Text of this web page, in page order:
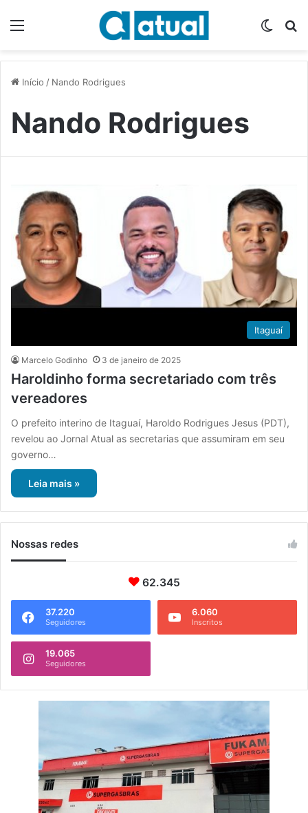
Início / Nando Rodrigues
Nando Rodrigues
Itaguaí
Marcelo Godinho 3 de janeiro de 2025
Haroldinho forma secretariado com três
vereadores
O prefeito interino de Itaguaí, Haroldo Rodrigues Jesus (PDT),
revelou ao Jornal Atual as secretarias que assumiram em seu
governo…
Leia mais »
Nossas redes
62.345
37.220
Seguidores
6.060
Inscritos
19.065
Seguidores